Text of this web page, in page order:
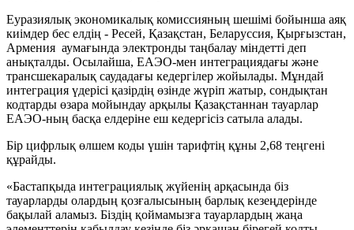
Еуразиялық экономикалық комиссияның шешімі бойынша аяқ
киімдер бес елдің - Ресей, Қазақстан, Беларуссия, Қырғызстан,
Армения аумағында электронды таңбалау міндетті деп
анықталды. Осылайша, ЕАЭО-мен интеграциядағы және
трансшекаралық саудадағы кедергілер жойылады. Мұндай
интеграция үдерісі қазірдің өзінде жүріп жатыр, сондықтан
кодтарды өзара мойындау арқылы Қазақстаннан тауарлар
ЕАЭО-ның басқа елдеріне еш кедергісіз сатыла алады.
Бір цифрлық өлшем коды үшін тарифтің құны 2,68 теңгені
құрайды.
«Бастапқыда интеграциялық жүйенің арқасында біз
тауарларды олардың қозғалысының барлық кезеңдерінде
бақылай аламыз. Біздің қоймамызға тауарлардың жаңа